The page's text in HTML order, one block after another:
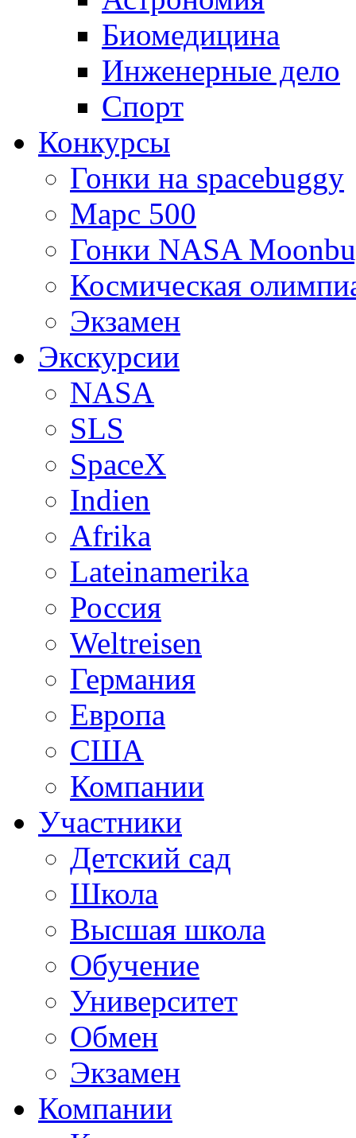
Биомедицина
Инженерные дело
Спорт
Конкурсы
Гонки на spacebuggy
Марс 500
Гонки NASA
Космическая
Экзамен
Экскурсии
NASA
SLS
SpaceX
Indien
Afrika
Lateinamerika
Россия
Weltreisen
Германия
Европа
США
Компании
Участники
Детский сад
Школа
Высшая школа
Обучение
Университет
Обмен
Экзамен
Компании